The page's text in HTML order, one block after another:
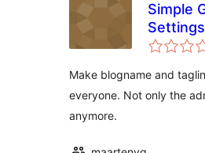
Simple
Settings
Make blogname and
everyone. Not only the
anymore.